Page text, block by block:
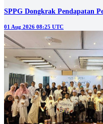
SPPG Dongkrak Pendapatan
01 Aug 2026 08:25 UTC